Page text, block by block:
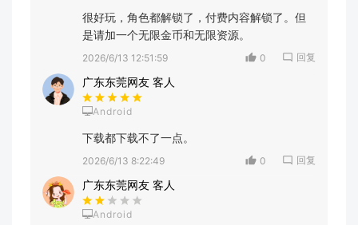
很好玩，角色都解锁了，付费内容解锁了。但
是请加一个无限金币和无限资源。
2026/6/13 12:51:59 0 回复
广东东莞网友 客人
Android
下载都下载不了一点。
2026/6/13 8:22:49 0 回复
广东东莞网友 客人
Android